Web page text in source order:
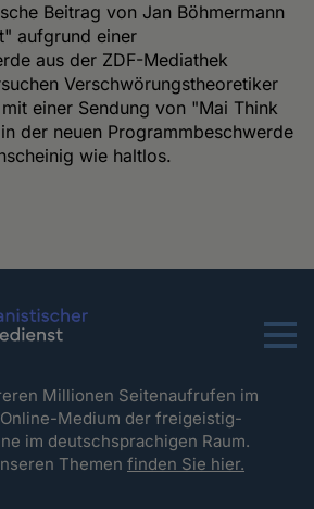
Beitrag von Jan Böhmermann
aufgrund einer
aus der ZDF-Mediathek
Verschwörungstheoretiker
einer Sendung von "Mai Think
der neuen Programmbeschwerde
wie haltlos.
Menu
Millionen Seitenaufrufen im
Medium der freigeistig-
im deutschsprachigen Raum.
Themenfinden Sie hier.